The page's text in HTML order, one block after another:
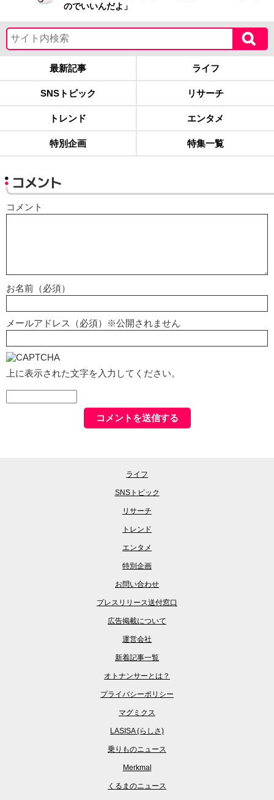
のでいいんだよ」
最新記事 ライフ
SNSトピック リサーチ
トレンド エンタメ
特別企画 特集一覧
コメント
コメント
お名前（必須）
メールアドレス（必須）※公開されません
上に表示された文字を入力してください。
ライフ
SNSトピック
リサーチ
トレンド
エンタメ
特別企画
お問い合わせ
プレスリリース送付窓口
広告掲載について
運営会社
新着記事一覧
オトナンサーとは？
プライバシーポリシー
マグミクス
LASISA (らしさ)
乗りものニュース
Merkmal
くるまのニュース